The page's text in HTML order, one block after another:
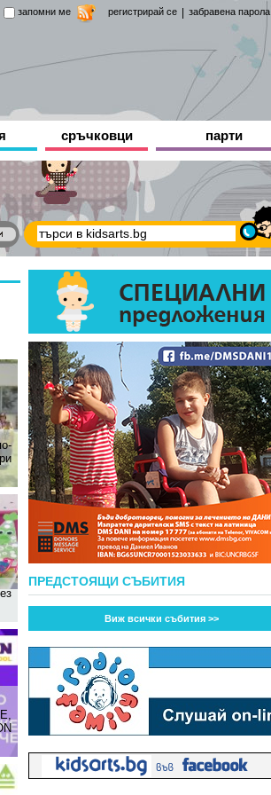
запомни ме регистрирай се забравена парола
сръчковци парти
ПРЕДСТОЯЩИ СЪБИТИЯ
Виж всички събития >>